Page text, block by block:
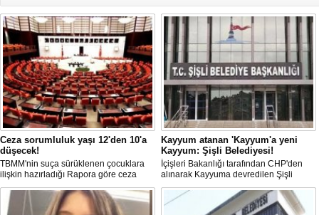
Ceza sorumluluk yaşı 12'den 10'a
düşecek!
TBMM'nin suça sürüklenen çocuklara
ilişkin hazırladığı Rapora göre ceza
sorumluluğu yaşının; 12'den 10'a
düşürülmesi planlanıyor.
Kayyum atanan 'Kayyum'a yeni
Kayyum: Şişli Belediyesi!
İçişleri Bakanlığı tarafından CHP'den
alınarak Kayyuma devredilen Şişli
Belediyesinde bir hafta içinde 2. kez
Kayyum değişti.